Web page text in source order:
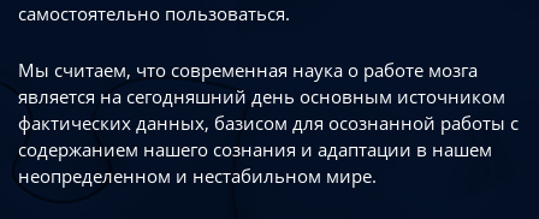
самостоятельно пользоваться.
Мы считаем, что современная наука о работе мозга
является на сегодняшний день основным источником
фактических данных, базисом для осознанной работы с
содержанием нашего сознания и адаптации в нашем
неопределенном и нестабильном мире.